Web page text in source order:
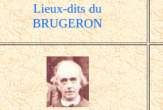
Lieux-dits du
BRUGERON